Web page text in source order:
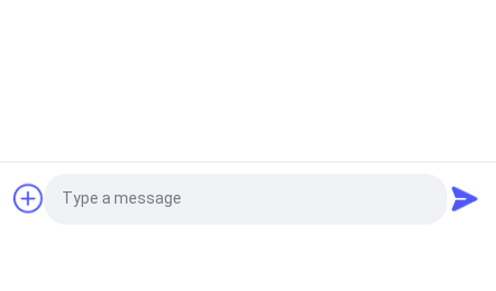
Termopara
Wysokotemperaturowa Poprosić o wycenę